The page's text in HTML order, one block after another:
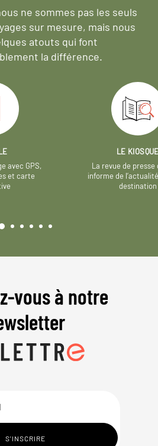
ne sommes pas les seuls
sur mesure, mais nous
atouts qui font
la différence.
avec GPS,
et carte
LE
La revue de presse
informe de
destination
vous à notre